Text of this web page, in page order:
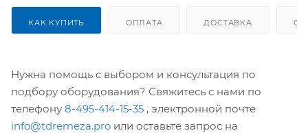
КАК КУПИТЬ ОПЛАТА ДОСТАВКА
Нужна помощь с выбором и консультация по
подбору оборудования? Свяжитесь с нами по
телефону 8-495-414-15-35 , электронной почте
info@tdremeza.pro или оставьте запрос на